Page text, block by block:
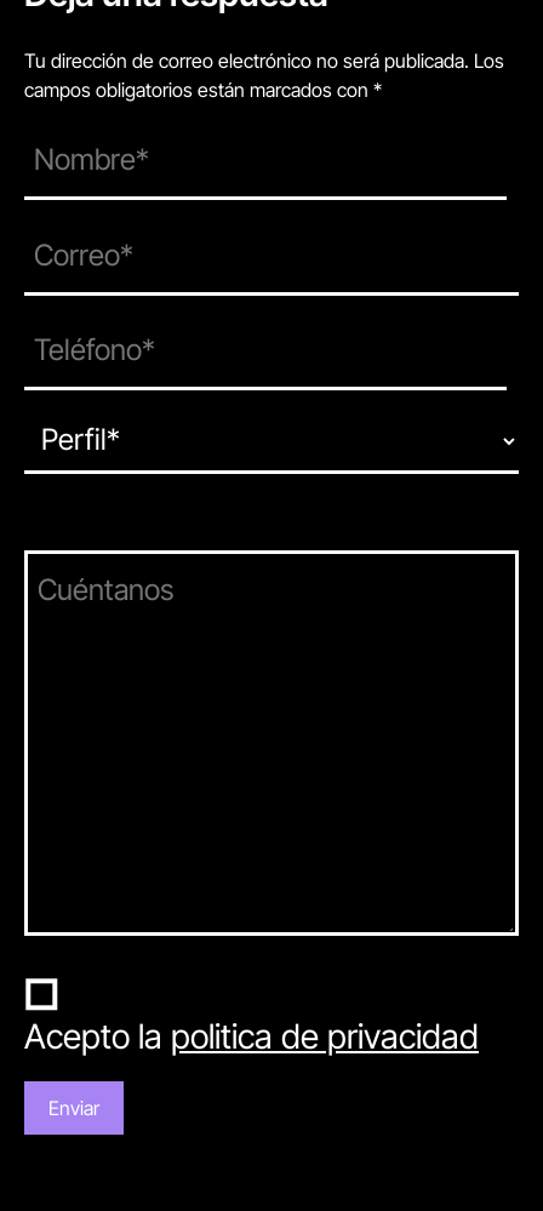
Tu dirección de correo electrónico no será publicada. Los
campos obligatorios están marcados con *
Acepto la politica de privacidad